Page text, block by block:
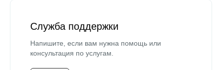
Служба поддержки
Напишите, если вам нужна помощь или
консультация по услугам.